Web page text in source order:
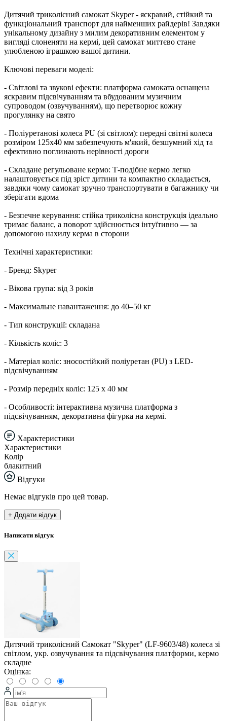
Дитячий триколісний самокат Skyper - яскравий, стійкий та
функціональний транспорт для найменших райдерів! Завдяки
унікальному дизайну з милим декоративним елементом у
вигляді слоненяти на кермі, цей самокат миттєво стане
улюбленою іграшкою вашої дитини.
Ключові переваги моделі:
- Світлові та звукові ефекти: платформа самоката оснащена
яскравим підсвічуванням та вбудованим музичним
супроводом (озвучуванням), що перетворює кожну
прогулянку на свято
- Поліуретанові колеса PU (зі світлом): передні світні колеса
розміром 125х40 мм забезпечують м'який, безшумний хід та
ефективно поглинають нерівності дороги
- Складане регульоване кермо: Т-подібне кермо легко
налаштовується під зріст дитини та компактно складається,
завдяки чому самокат зручно транспортувати в багажнику чи
зберігати вдома
- Безпечне керування: стійка триколісна конструкція ідеально
тримає баланс, а поворот здійснюється інтуїтивно — за
допомогою нахилу керма в сторони
Технічні характеристики:
- Бренд: Skyper
- Вікова група: від 3 років
- Максимальне навантаження: до 40–50 кг
- Тип конструкції: складана
- Кількість коліс: 3
- Матеріал коліс: зносостійкий поліуретан (PU) з LED-
підсвічуванням
- Розмір передніх коліс: 125 х 40 мм
- Особливості: інтерактивна музична платформа з
підсвічуванням, декоративна фігурка на кермі.
Характеристики
Характеристики
Колір
блакитний
Відгуки
Немає відгуків про цей товар.
+ Додати відгук
Написати відгук
Дитячий триколісний Самокат "Skyper" (LF-9603/48) колеса зі
світлом, укр. озвучування та підсвічування платформи, кермо
складне
Оцінка: